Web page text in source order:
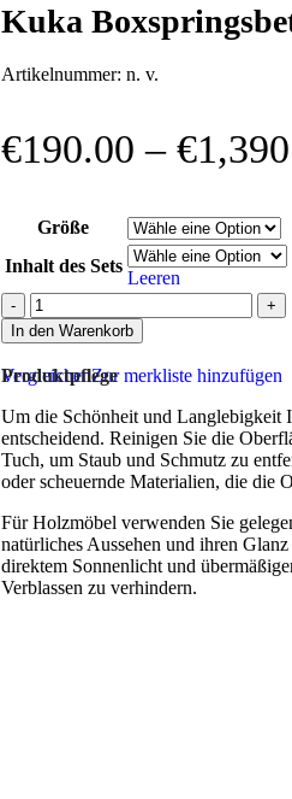
Kuka
Artikelnummer: n. v.
€190.00 – €
Größe
Inhalt des Sets
Leeren
In den Warenkorb
VergleichenZur merkliste hinzufügen
Produktpflege
Um die Schönheit und Langlebigkeit
entscheidend. Reinigen Sie die
Tuch, um Staub und Schmutz zu
oder scheuernde Materialien, die die
Für Holzmöbel verwenden Sie
natürliches Aussehen und ihren
direktem Sonnenlicht und
Verblassen zu verhindern.